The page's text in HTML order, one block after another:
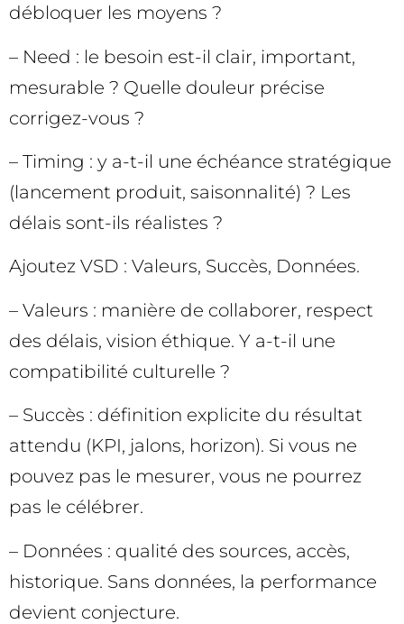
débloquer les moyens ?
– Need : le besoin est-il clair, important,
mesurable ? Quelle douleur précise
corrigez-vous ?
– Timing : y a-t-il une échéance stratégique
(lancement produit, saisonnalité) ? Les
délais sont-ils réalistes ?
Ajoutez VSD : Valeurs, Succès, Données.
– Valeurs : manière de collaborer, respect
des délais, vision éthique. Y a-t-il une
compatibilité culturelle ?
– Succès : définition explicite du résultat
attendu (KPI, jalons, horizon). Si vous ne
pouvez pas le mesurer, vous ne pourrez
pas le célébrer.
– Données : qualité des sources, accès,
historique. Sans données, la performance
devient conjecture.